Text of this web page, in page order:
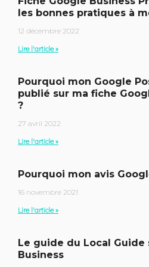
les bonnes pratiques à
12 décembre 2022
Lire l'article »
Pourquoi mon Google
publié sur ma fiche
?
27 avril 2022
Lire l'article »
Pourquoi mon avis
16 novembre 2021
Lire l'article »
Le guide du Local Guide
Business